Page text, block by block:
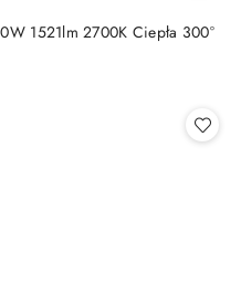
1521lm 2700K Ciepła 300°